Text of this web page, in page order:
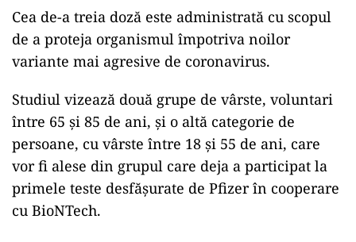
Cea de-a treia doză este administrată cu scopul
de a proteja organismul împotriva noilor
variante mai agresive de coronavirus.
Studiul vizează două grupe de vârste, voluntari
între 65 şi 85 de ani, şi o altă categorie de
persoane, cu vârste între 18 şi 55 de ani, care
vor fi alese din grupul care deja a participat la
primele teste desfăşurate de Pfizer în cooperare
cu BioNTech.